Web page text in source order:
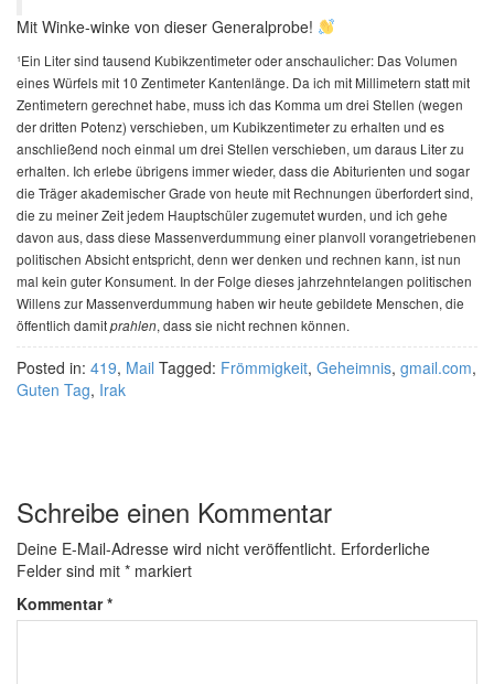
Mit Winke-winke von dieser Generalprobe!
¹Ein Liter sind tausend Kubikzentimeter oder anschaulicher: Das Volumen
eines Würfels mit 10 Zentimeter Kantenlänge. Da ich mit Millimetern statt mit
Zentimetern gerechnet habe, muss ich das Komma um drei Stellen (wegen
der dritten Potenz) verschieben, um Kubikzentimeter zu erhalten und es
anschließend noch einmal um drei Stellen verschieben, um daraus Liter zu
erhalten. Ich erlebe übrigens immer wieder, dass die Abiturienten und sogar
die Träger akademischer Grade von heute mit Rechnungen überfordert sind,
die zu meiner Zeit jedem Hauptschüler zugemutet wurden, und ich gehe
davon aus, dass diese Massenverdummung einer planvoll vorangetriebenen
politischen Absicht entspricht, denn wer denken und rechnen kann, ist nun
mal kein guter Konsument. In der Folge dieses jahrzehntelangen politischen
Willens zur Massenverdummung haben wir heute gebildete Menschen, die
öffentlich damitprahlen, dass sie nicht rechnen können.
Posted in: 419, Mail Tagged: Frömmigkeit, Geheimnis, gmail.com,
Guten Tag, Irak
Schreibe einen Kommentar
Deine E-Mail-Adresse wird nicht veröffentlicht. Erforderliche
Felder sind mit * markiert
Kommentar*